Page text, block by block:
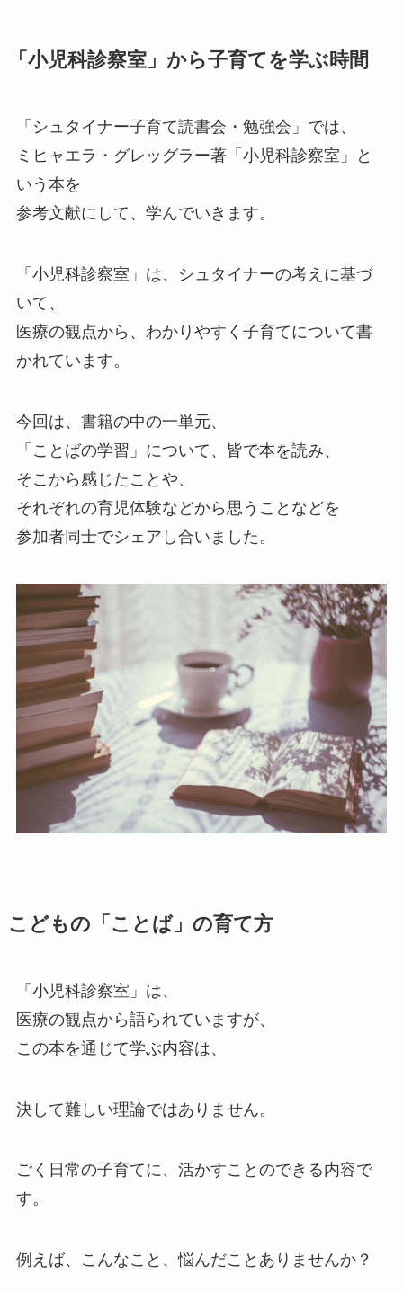
「小児科診察室」から子育てを学ぶ時間
「シュタイナー子育て読書会・勉強会」では、
ミヒャエラ・グレッグラー著「小児科診察室」と
いう本を
参考文献にして、学んでいきます。
「小児科診察室」は、シュタイナーの考えに基づ
いて、
医療の観点から、わかりやすく子育てについて書
かれています。
今回は、書籍の中の一単元、
「ことばの学習」について、皆で本を読み、
そこから感じたことや、
それぞれの育児体験などから思うことなどを
参加者同士でシェアし合いました。
こどもの「ことば」の育て方
「小児科診察室」は、
医療の観点から語られていますが、
この本を通じて学ぶ内容は、
決して難しい理論ではありません。
ごく日常の子育てに、活かすことのできる内容で
す。
例えば、こんなこと、悩んだことありませんか？